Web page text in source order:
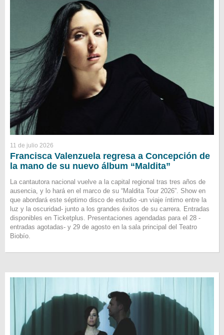
11 de julio 2026
Francisca Valenzuela regresa a Concepción de
la mano de su nuevo álbum “Maldita”
La cantautora nacional vuelve a la capital regional tras tres años de
ausencia, y lo hará en el marco de su “Maldita Tour 2026”. Show en
que abordará este séptimo disco de estudio -un viaje íntimo entre la
luz y la oscuridad- junto a los grandes éxitos de su carrera. Entradas
disponibles en Ticketplus. Presentaciones agendadas para el 28 -
entradas agotadas- y 29 de agosto en la sala principal del Teatro
Biobío.